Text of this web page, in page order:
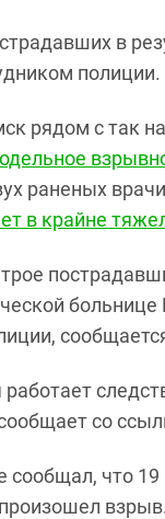
в
полиции.
рядом с так
раненых
в крайне
со
сообщал, что 19